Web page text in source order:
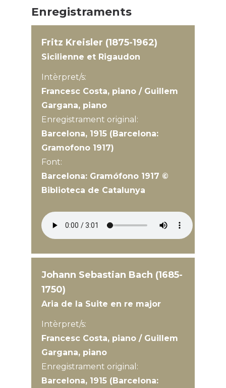
Enregistraments
Fritz Kreisler (1875-1962)
Sicilienne et Rigaudon
Intèrpret/s:
Francesc Costa, piano / Guillem
Gargana, piano
Enregistrament original:
Barcelona, 1915 (Barcelona:
Gramofono 1917)
Font:
Barcelona: Gramófono 1917 ©
Biblioteca de Catalunya
Johann Sebastian Bach (1685-
1750)
Aria de la Suite en re major
Intèrpret/s:
Francesc Costa, piano / Guillem
Gargana, piano
Enregistrament original:
Barcelona, 1915 (Barcelona: